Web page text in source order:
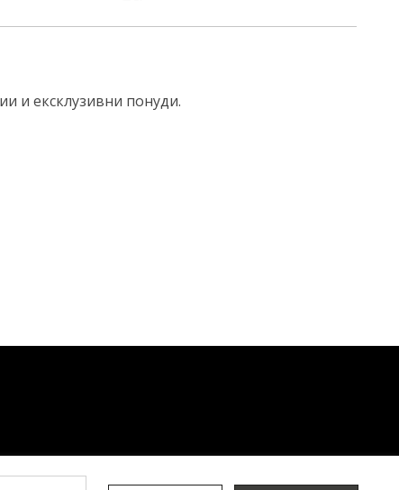
и ексклузивни понуди.